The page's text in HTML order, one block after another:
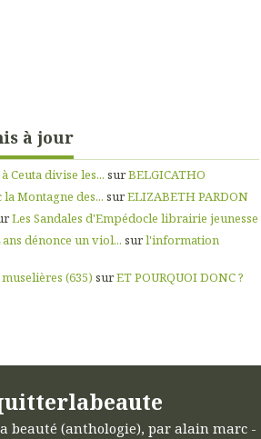
à jour
Ceuta divise les... surBELGICATHO
Montagne des... surELIZABETH PARDON
Les Sandales d'Empédocle librairie jeunesse
dénonce un viol... surl'information
(635) surET POURQUOI DONC ?
beauté (anthologie), par alain marc -